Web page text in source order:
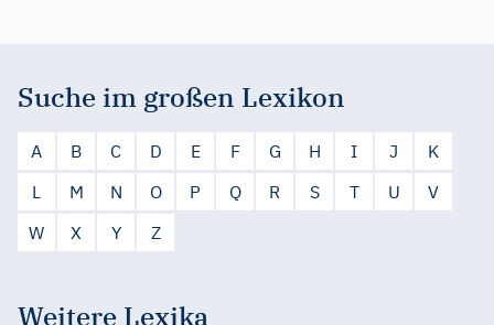
Suche im großen Lexikon
A B C D E F G H I J
K
L
M N O P Q R S T U
V
W
X Y Z
Weitere Lexika